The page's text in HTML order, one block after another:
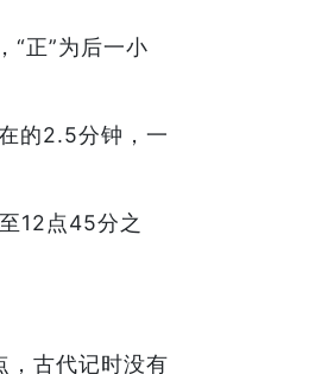
“正”为后一小
的2.5分钟，一
12点45分之
，古代记时没有